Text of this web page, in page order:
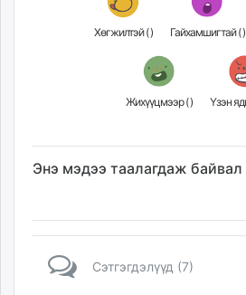
Хөгжилтэй () Гайхамшигтай ()
Жихүүцмээр ()
Энэ мэдээ таалагдаж байвал
Сэтгэгдэлүүд (7)